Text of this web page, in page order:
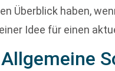
Überblick haben,
Idee für einen